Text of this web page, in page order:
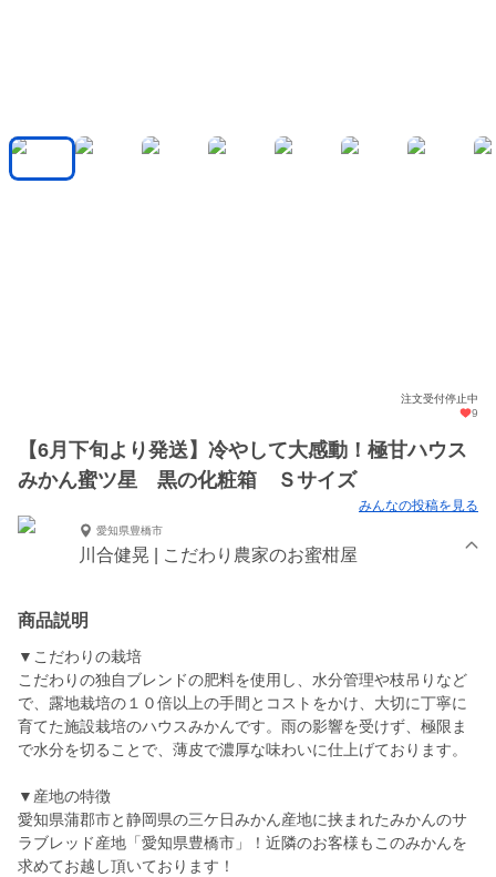
注文受付停止中
9
【6月下旬より発送】冷やして大感動！極甘ハウス
みかん蜜ツ星 黒の化粧箱 Ｓサイズ
みんなの投稿を見る
愛知県豊橋市
川合健晃 | こだわり農家のお蜜柑屋
商品説明
▼こだわりの栽培
こだわりの独自ブレンドの肥料を使用し、水分管理や枝吊りなど
で、露地栽培の１０倍以上の手間とコストをかけ、大切に丁寧に
育てた施設栽培のハウスみかんです。雨の影響を受けず、極限ま
で水分を切ることで、薄皮で濃厚な味わいに仕上げております。
▼産地の特徴
愛知県蒲郡市と静岡県の三ケ日みかん産地に挟まれたみかんのサ
ラブレッド産地「愛知県豊橋市」！近隣のお客様もこのみかんを
求めてお越し頂いております！